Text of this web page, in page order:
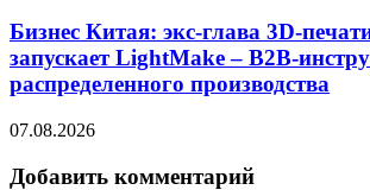
Бизнес Китая: экс-глава 3D-
запускает LightMake – B2B-
распределенного производства
07.08.2026
Добавить комментарий